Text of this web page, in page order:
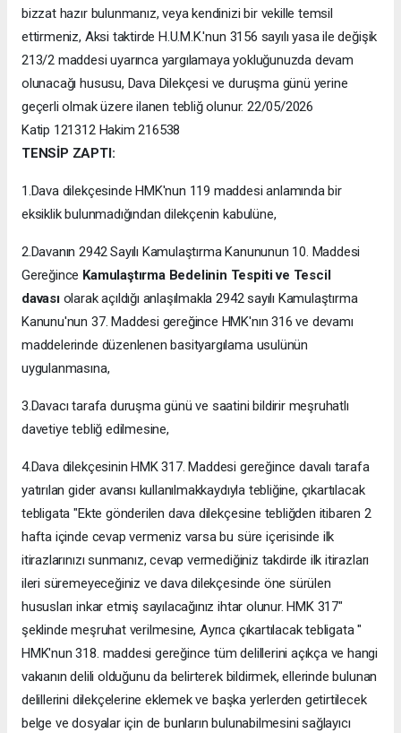
bizzat hazır bulunmanız, veya kendinizi bir vekille temsil
ettirmeniz, Aksi taktirde H.U.M.K.'nun 3156 sayılı yasa ile değişik
213/2 maddesi uyarınca yargılamaya yokluğunuzda devam
olunacağı hususu, Dava Dilekçesi ve duruşma günü yerine
geçerli olmak üzere ilanen tebliğ olunur. 22/05/2026
Katip 121312 Hakim 216538
TENSİP ZAPTI:
1.Dava dilekçesinde HMK'nun 119 maddesi anlamında bir
eksiklik bulunmadığından dilekçenin kabulüne,
2.Davanın 2942 Sayılı Kamulaştırma Kanununun 10. Maddesi
Gereğince Kamulaştırma Bedelinin Tespiti ve Tescil
davasıolarak açıldığı anlaşılmakla 2942 sayılı Kamulaştırma
Kanunu'nun 37. Maddesi gereğince HMK'nın 316 ve devamı
maddelerinde düzenlenen basityargılama usulünün
uygulanmasına,
3.Davacı tarafa duruşma günü ve saatini bildirir meşruhatlı
davetiye tebliğ edilmesine,
4.Dava dilekçesinin HMK 317. Maddesi gereğince davalı tarafa
yatırılan gider avansı kullanılmakkaydıyla tebliğine, çıkartılacak
tebligata "Ekte gönderilen dava dilekçesine tebliğden itibaren 2
hafta içinde cevap vermeniz varsa bu süre içerisinde ilk
itirazlarınızı sunmanız, cevap vermediğiniz takdirde ilk itirazları
ileri süremeyeceğiniz ve dava dilekçesinde öne sürülen
hususları inkar etmiş sayılacağınız ihtar olunur. HMK 317"
şeklinde meşruhat verilmesine, Ayrıca çıkartılacak tebligata "
HMK'nun 318. maddesi gereğince tüm delillerini açıkça ve hangi
vakıanın delili olduğunu da belirterek bildirmek, ellerinde bulunan
delillerini dilekçelerine eklemek ve başka yerlerden getirtilecek
belge ve dosyalar için de bunların bulunabilmesini sağlayıcı